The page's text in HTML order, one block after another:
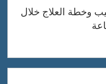
وخطة العلاج خلال